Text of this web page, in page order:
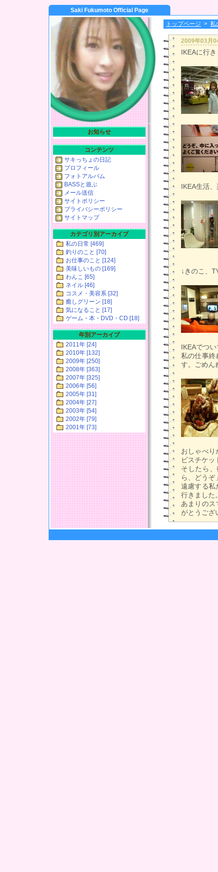
Saki Fukumoto Official Page
トップページ > 私
2009年03月
IKEAに行
IKEA生活
↓きのこ、
IKEAでつ
私の仕事終
す。ごめん
おしゃべり
ビスチケッ
そしたら
ら、どうぞ
遠慮する私
行きました
あまりのス
がとうござ
お知らせ
コンテンツ
サキっちょの日記
プロフィール
フォトアルバム
BASSと遊ぶ
メール送信
サイトポリシー
プライバシーポリシー
サイトマップ
カテゴリ別アーカイブ
私の日常 [469]
釣りのこと [70]
お仕事のこと [124]
美味しいもの [169]
わんこ [65]
ネイル [46]
コスメ・美容系 [32]
癒しグリーン [18]
気になること [17]
ゲーム・本・DVD・CD [18]
年別アーカイブ
2011年 [24]
2010年 [132]
2009年 [250]
2008年 [363]
2007年 [325]
2006年 [56]
2005年 [31]
2004年 [27]
2003年 [54]
2002年 [79]
2001年 [73]